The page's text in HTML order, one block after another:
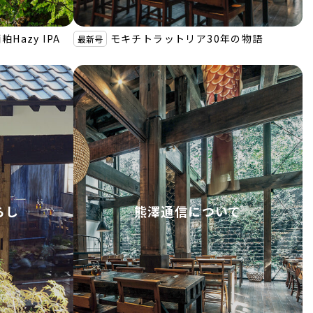
Hazy IPA 最新号 モキチトラットリア30年の物語
し 熊澤通信について